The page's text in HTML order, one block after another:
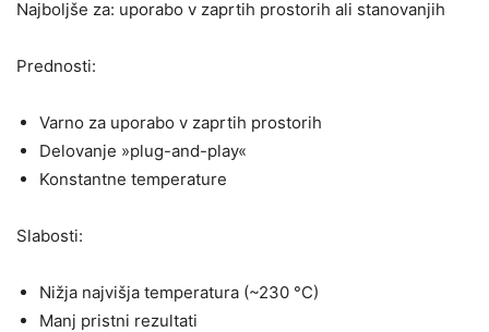
Najboljše za: uporabo v zaprtih prostorih ali stanovanjih
Prednosti:
Varno za uporabo v zaprtih prostorih
Delovanje »plug-and-play«
Konstantne temperature
Slabosti:
Nižja najvišja temperatura (~230 °C)
Manj pristni rezultati